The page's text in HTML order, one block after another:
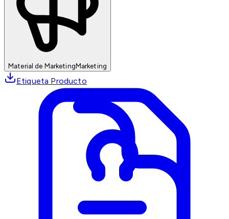
Material de MarketingMarketing
Etiqueta Producto